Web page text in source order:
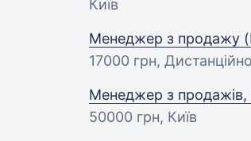
Київ
Менеджер з продажу
17000 грн, Дистанційно
Менеджер з продажів,
50000 грн, Київ